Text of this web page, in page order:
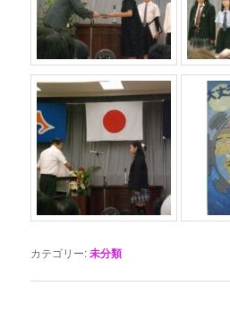
カテゴリー:未分類